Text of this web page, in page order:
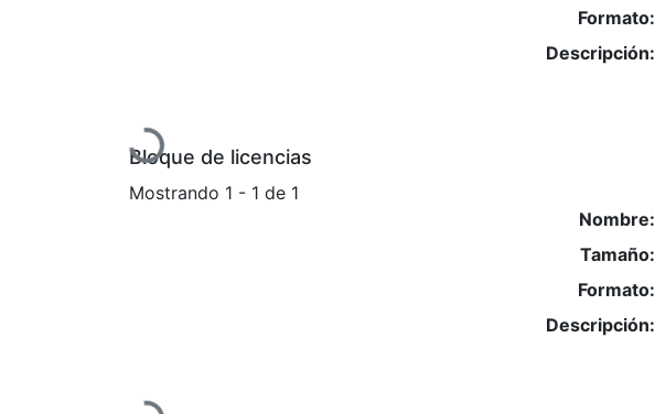
Cargando...
Formato:
Descripción:
Bloque de licencias
Mostrando 1 - 1 de 1
Nombre:
Tamaño:
Formato:
Descripción: